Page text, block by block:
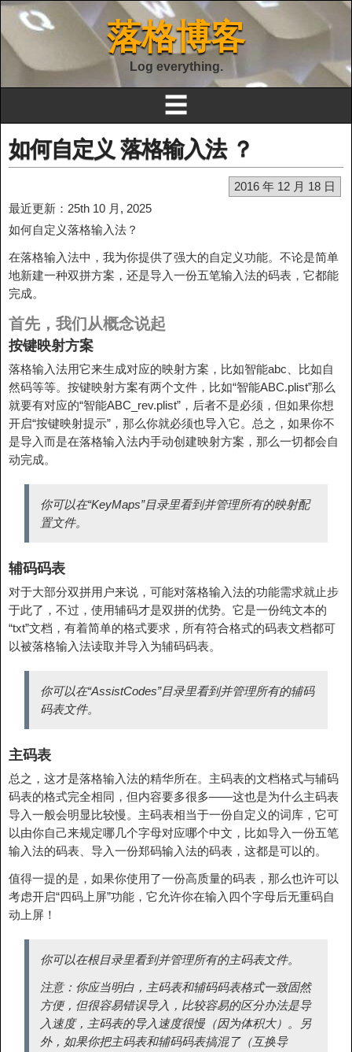
落格博客
Log everything.
☰
如何自定义 落格输入法 ？
2016 年 12 月 18 日
最近更新：25th 10 月, 2025
如何自定义落格输入法？
在落格输入法中，我为你提供了强大的自定义功能。不论是简单
地新建一种双拼方案，还是导入一份五笔输入法的码表，它都能
完成。
首先，我们从概念说起
按键映射方案
落格输入法用它来生成对应的映射方案，比如智能abc、比如自
然码等等。按键映射方案有两个文件，比如“智能ABC.plist”那么
就要有对应的“智能ABC_rev.plist”，后者不是必须，但如果你想
开启“按键映射提示”，那么你就必须也导入它。总之，如果你不
是导入而是在落格输入法内手动创建映射方案，那么一切都会自
动完成。
你可以在“KeyMaps”目录里看到并管理所有的映射配
置文件。
辅码码表
对于大部分双拼用户来说，可能对落格输入法的功能需求就止步
于此了，不过，使用辅码才是双拼的优势。它是一份纯文本的
“txt”文档，有着简单的格式要求，所有符合格式的码表文档都可
以被落格输入法读取并导入为辅码码表。
你可以在“AssistCodes”目录里看到并管理所有的辅码
码表文件。
主码表
总之，这才是落格输入法的精华所在。主码表的文档格式与辅码
码表的格式完全相同，但内容要多很多——这也是为什么主码表
导入一般会明显比较慢。主码表相当于一份自定义的词库，它可
以由你自己来规定哪几个字母对应哪个中文，比如导入一份五笔
输入法的码表、导入一份郑码输入法的码表，这都是可以的。
值得一提的是，如果你使用了一份高质量的码表，那么也许可以
考虑开启“四码上屏”功能，它允许你在输入四个字母后无重码自
动上屏！
你可以在根目录里看到并管理所有的主码表文件。
注意：你应当明白，主码表和辅码码表格式一致固然
方便，但很容易错误导入，比较容易的区分办法是导
入速度，主码表的导入速度很慢（因为体积大）。另
外，如果你把主码表和辅码码表搞混了（互换导